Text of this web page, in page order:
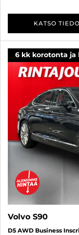
KATSO
6 kk korotonta ja
Volvo S90
D5 AWD Business